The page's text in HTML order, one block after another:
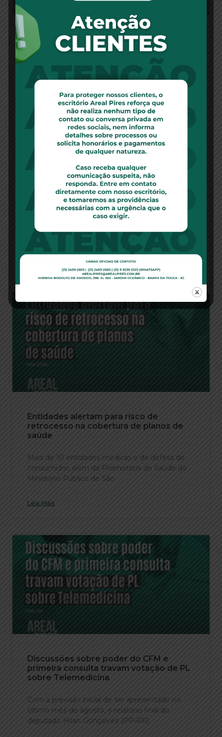
Unidas contesta nova lei do RJ sobre
formas de pagamento de planos de
saúde – 07/12/2021
A União Nacional das Instituições de
Autogestão em Saúde (Unidas) ingressou no
Supremo Tribunal Federal (STF), na última
segunda-feira (8/11),
Home care: Plano pagará R$ 365 mil por
descumprir ordem judicial – 06/12/2021
A 3ª turma do STJ confirmou acórdão do TJ/BA
que manteve a multa diária (astreintes) de R$ 1
mil imposta
Entidades alertam para risco de
retrocesso na cobertura de planos de
saúde
Mais de 10 entidades médicas e de defesa do
consumidor, além da Promotoria de Saúde do
Ministério Público de São
Leia Mais
Discussões sobre poder do CFM e
primeira consulta travam votação de PL
sobre Telemedicina
Com a previsão inicial de ser apresentado no
último mês de agosto, o relatório final do
deputado Hiran Gonçalves (PP-RR)